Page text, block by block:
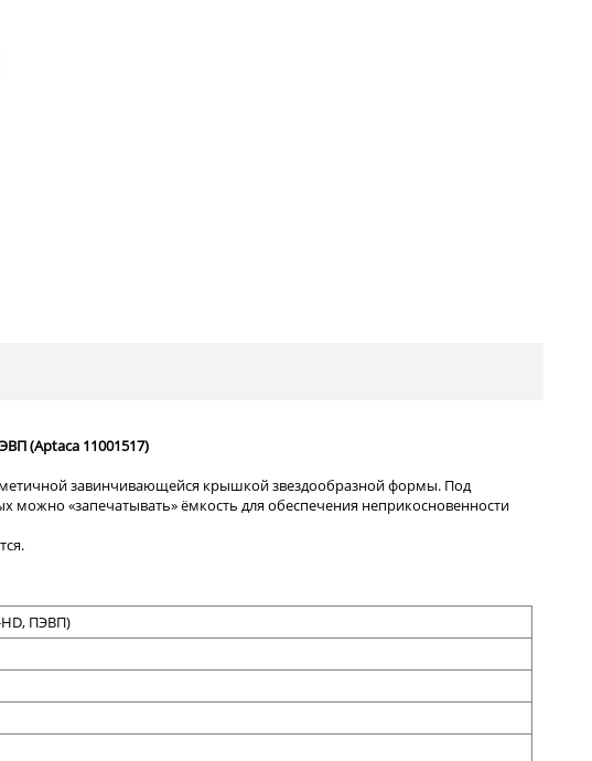
(Aptaca 11001517)
завинчивающейся крышкой звездообразной формы. Под
«запечатывать» ёмкость для обеспечения неприкосновенности
ПЭВП)